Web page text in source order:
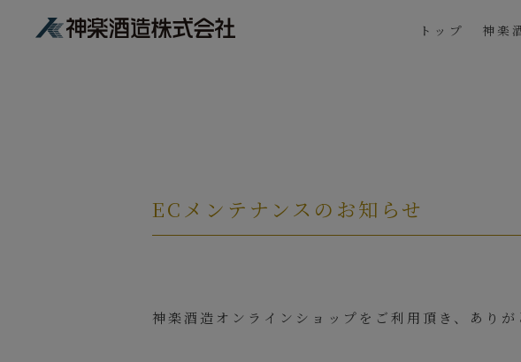
トップ 神楽
ECメンテナンスのお知らせ
神楽酒造オンラインショップをご利用頂き、ありが